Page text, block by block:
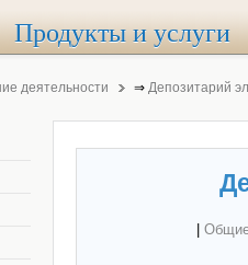
Продукты и услуги
деятельности ⇒ Депозитарий